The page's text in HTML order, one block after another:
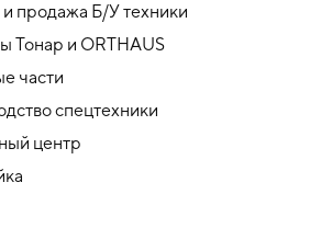
продажа Б/У техники
Тонар и ORTHAUS
части
спецтехники
центр